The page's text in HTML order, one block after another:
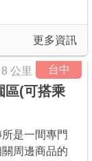
更多資訊
台中
公里
區(可搭乘
是一間專門
周邊商品的